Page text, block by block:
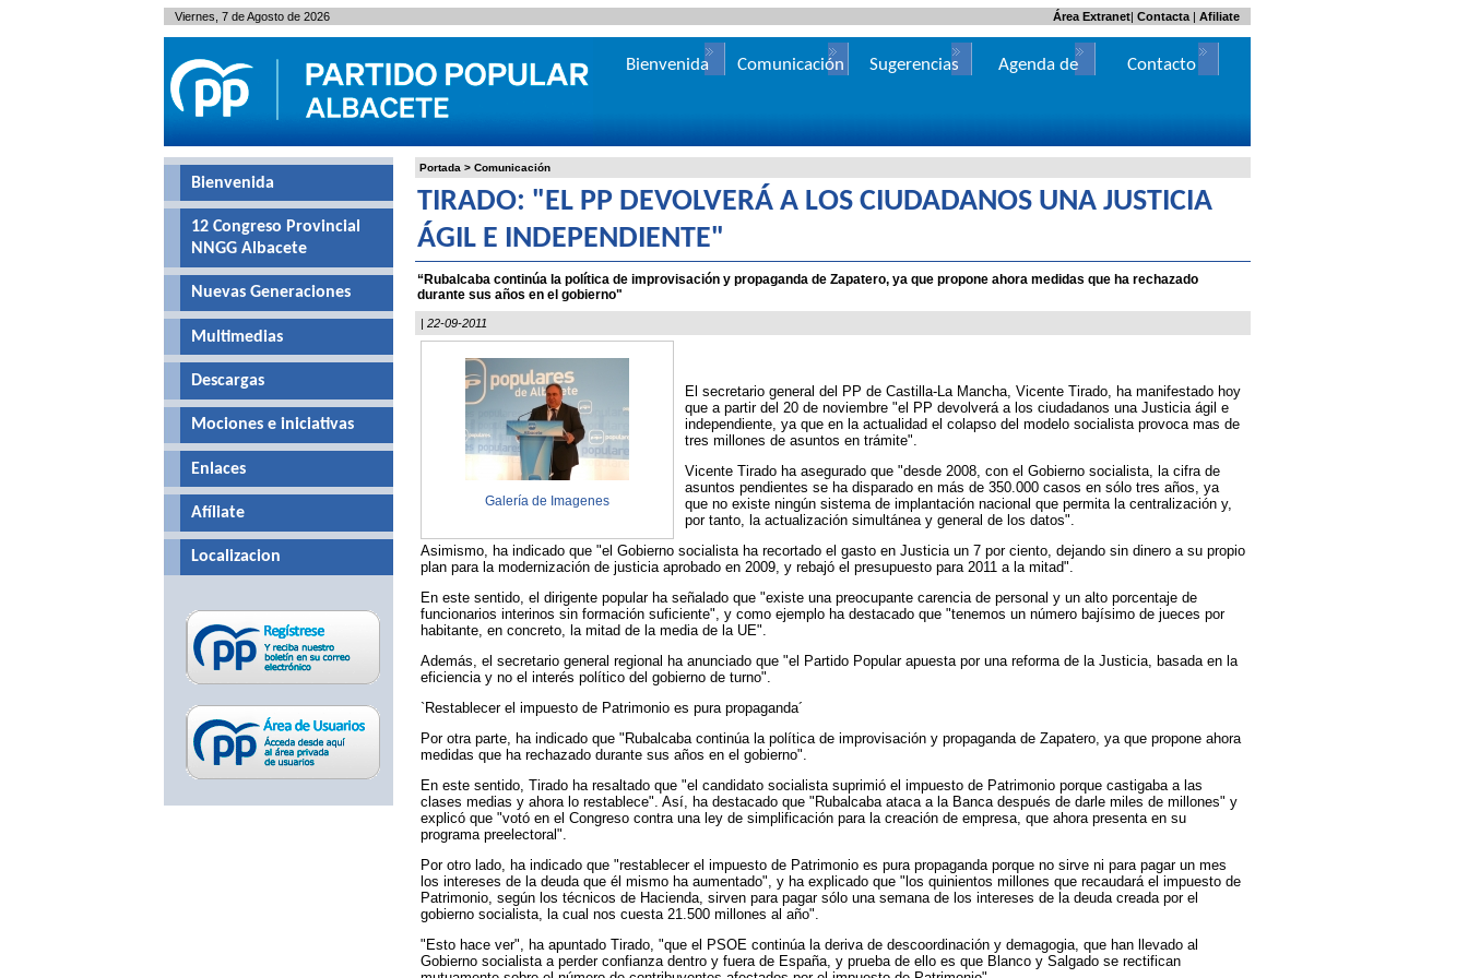
Portada > Comunicación
TIRADO: "EL PP DEVOLVERÁ A LOS CIUDADANOS UNA JUSTICIA
ÁGIL E INDEPENDIENTE"
“Rubalcaba continúa la política de improvisación y propaganda de Zapatero, ya que propone ahora medidas que ha rechazado
durante sus años en el gobierno"
| 22-09-2011
Galería de Imagenes
El secretario general del PP de Castilla-La Mancha, Vicente Tirado, ha manifestado hoy
que a partir del 20 de noviembre "el PP devolverá a los ciudadanos una Justicia ágil e
independiente, ya que en la actualidad el colapso del modelo socialista provoca mas de
tres millones de asuntos en trámite".
Vicente Tirado ha asegurado que "desde 2008, con el Gobierno socialista, la cifra de
asuntos pendientes se ha disparado en más de 350.000 casos en sólo tres años, ya
que no existe ningún sistema de implantación nacional que permita la centralización y,
por tanto, la actualización simultánea y general de los datos".
Asimismo, ha indicado que "el Gobierno socialista ha recortado el gasto en Justicia un 7 por ciento, dejando sin dinero a su propio
plan para la modernización de justicia aprobado en 2009, y rebajó el presupuesto para 2011 a la mitad".
En este sentido, el dirigente popular ha señalado que "existe una preocupante carencia de personal y un alto porcentaje de
funcionarios interinos sin formación suficiente", y como ejemplo ha destacado que "tenemos un número bajísimo de jueces por
habitante, en concreto, la mitad de la media de la UE".
Además, el secretario general regional ha anunciado que "el Partido Popular apuesta por una reforma de la Justicia, basada en la
eficiencia y no el interés político del gobierno de turno".
`Restablecer el impuesto de Patrimonio es pura propaganda´
Por otra parte, ha indicado que "Rubalcaba continúa la política de improvisación y propaganda de Zapatero, ya que propone ahora
medidas que ha rechazado durante sus años en el gobierno".
En este sentido, Tirado ha resaltado que "el candidato socialista suprimió el impuesto de Patrimonio porque castigaba a las
clases medias y ahora lo restablece". Así, ha destacado que "Rubalcaba ataca a la Banca después de darle miles de millones" y
explicó que "votó en el Congreso contra una ley de simplificación para la creación de empresa, que ahora presenta en su
programa preelectoral".
Por otro lado, ha indicado que "restablecer el impuesto de Patrimonio es pura propaganda porque no sirve ni para pagar un mes
los intereses de la deuda que él mismo ha aumentado", y ha explicado que "los quinientos millones que recaudará el impuesto de
Patrimonio, según los técnicos de Hacienda, sirven para pagar sólo una semana de los intereses de la deuda creada por el
gobierno socialista, la cual nos cuesta 21.500 millones al año".
"Esto hace ver", ha apuntado Tirado, "que el PSOE continúa la deriva de descoordinación y demagogia, que han llevado al
Gobierno socialista a perder confianza dentro y fuera de España, y prueba de ello es que Blanco y Salgado se rectifican
Bienvenida
12 Congreso Provincial
NNGG Albacete
Nuevas Generaciones
Multimedias
Descargas
Mociones e iniciativas
Enlaces
Afíliate
Localizacion
Viernes, 7 de Agosto de 2026 | Contacta| Afiliate
Área Extranet
Bienvenida Comunicación Sugerencias
Agenda de
Contacto